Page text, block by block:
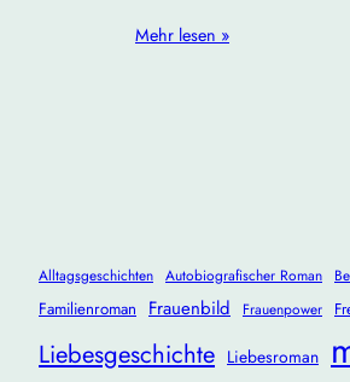
Mehr lesen »
Alltagsgeschichten Autobiografischer Roman
Familienroman Frauenbild Frauenpower
Liebesgeschichte Liebesroman